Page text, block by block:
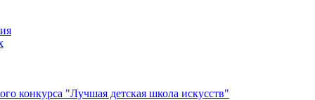
конкурса "Лучшая детская школа искусств"